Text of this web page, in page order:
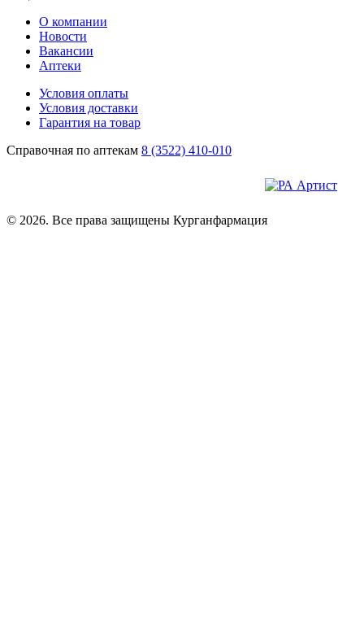
О компании
Новости
Вакансии
Аптеки
Условия оплаты
Условия доставки
Гарантия на товар
Справочная по аптекам 8 (3522) 410-010
© 2026. Все права защищены Курганфармация